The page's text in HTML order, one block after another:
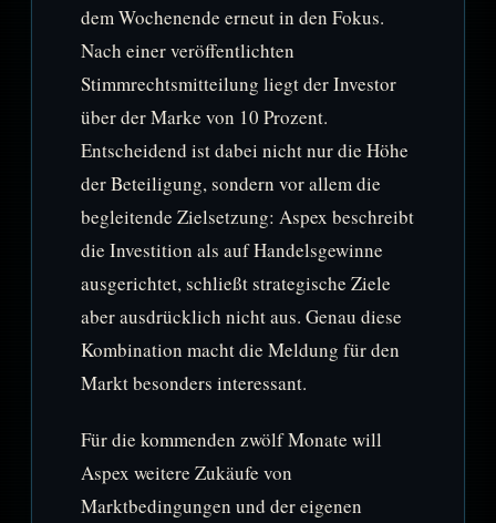
dem Wochenende erneut in den Fokus.
Nach einer veröffentlichten
Stimmrechtsmitteilung liegt der Investor
über der Marke von 10 Prozent.
Entscheidend ist dabei nicht nur die Höhe
der Beteiligung, sondern vor allem die
begleitende Zielsetzung: Aspex beschreibt
die Investition als auf Handelsgewinne
ausgerichtet, schließt strategische Ziele
aber ausdrücklich nicht aus. Genau diese
Kombination macht die Meldung für den
Markt besonders interessant.
Für die kommenden zwölf Monate will
Aspex weitere Zukäufe von
Marktbedingungen und der eigenen